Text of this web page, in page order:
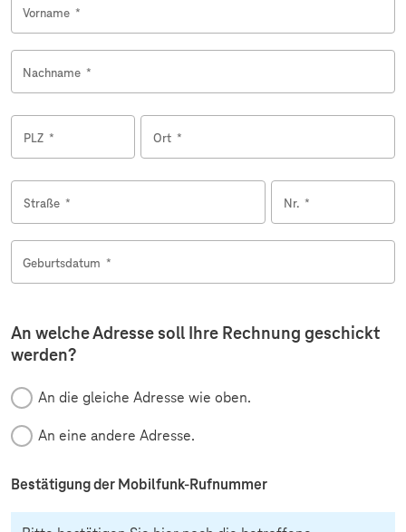
Vorname *
Nachname *
PLZ * Ort *
Straße * Nr. *
Geburtsdatum *
An welche Adresse soll Ihre Rechnung geschickt
werden?
An die gleiche Adresse wie oben.
An eine andere Adresse.
Bestätigung der Mobilfunk-Rufnummer